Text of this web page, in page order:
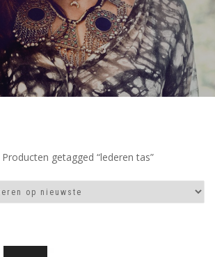
getagged “lederen tas”